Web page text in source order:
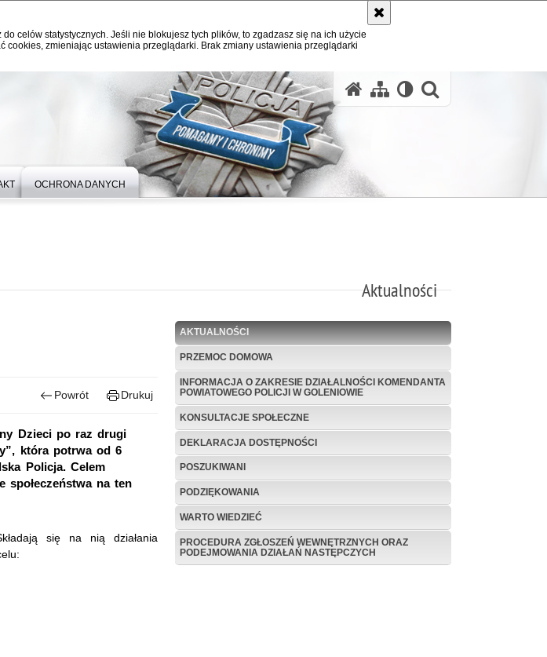
celów statystycznych. Jeśli nie blokujesz tych plików, to zgadzasz się na ich użycie
zmieniając ustawienia przeglądarki. Brak zmiany ustawienia przeglądarki
OCHRONA DANYCH
Aktualności
AKTUALNOŚCI
PRZEMOC DOMOWA
INFORMACJA O ZAKRESIE DZIAŁALNOŚCI KOMENDANTA
POWIATOWEGO POLICJI W GOLENIOWIE
KONSULTACJE SPOŁECZNE
DEKLARACJA DOSTĘPNOŚCI
POSZUKIWANI
PODZIĘKOWANIA
WARTO WIEDZIEĆ
PROCEDURA ZGŁOSZEŃ WEWNĘTRZNYCH ORAZ
PODEJMOWANIA DZIAŁAŃ NASTĘPCZYCH
Powrót Drukuj
Dzieci po raz drugi
która potrwa od 6
Policja. Celem
społeczeństwa na ten
się na nią działania